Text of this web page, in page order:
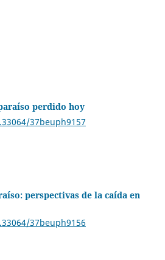
perdido hoy
37beuph9157
perspectivas de la caída en
37beuph9156